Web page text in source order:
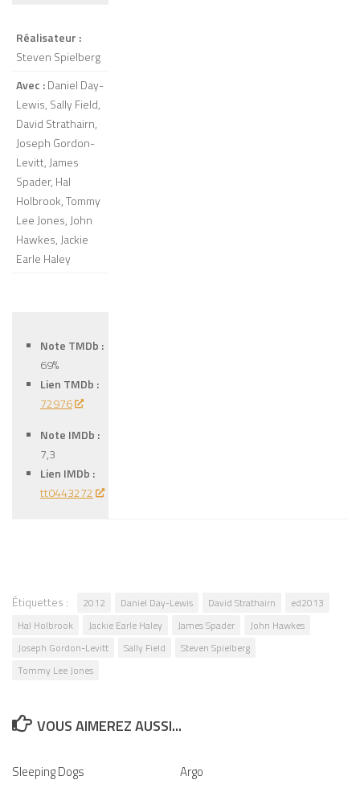
Réalisateur :
Steven Spielberg
Avec :Daniel Day-
Lewis, Sally Field,
David Strathairn,
Joseph Gordon-
Levitt, James
Spader, Hal
Holbrook, Tommy
Lee Jones, John
Hawkes, Jackie
Earle Haley
Note TMDb :
69%
Lien TMDb :
72976
Note IMDb :
7,3
Lien IMDb :
tt0443272
Étiquettes : 2012 Daniel Day-Lewis David Strathairn
ed2013
Hal Holbrook
Jackie Earle Haley James Spader
John Hawkes
Joseph Gordon-Levitt
Sally Field
Steven Spielberg
Tommy Lee Jones
VOUS AIMEREZ AUSSI...
Sleeping Dogs Argo